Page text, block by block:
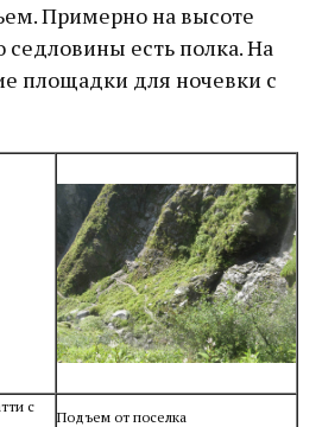
Примерно на высоте
седловины есть полка. На
площадки для ночевки с
с
Подъем от поселка